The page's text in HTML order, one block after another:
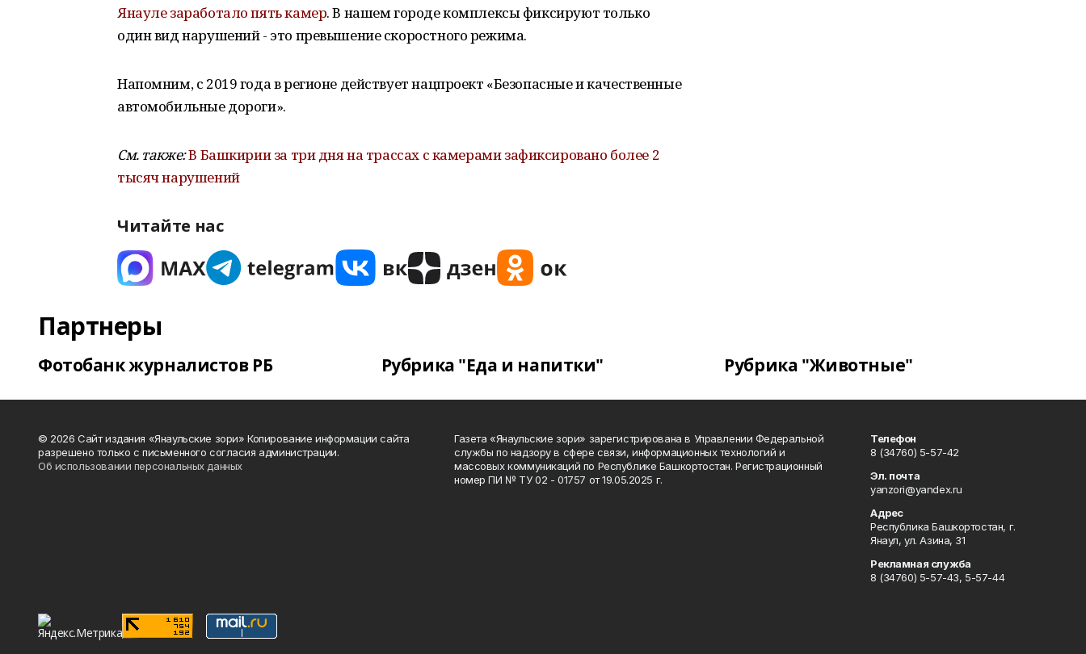
Янауле заработало пять камер. В нашем городе комплексы фиксируют только
один вид нарушений - это превышение скоростного режима.
Напомним, с 2019 года в регионе действует нацпроект «Безопасные и качественные
автомобильные дороги».
См. также:В Башкирии за три дня на трассах с камерами зафиксировано более 2
тысяч нарушений
Читайте нас
Партнеры
Фотобанк журналистов РБ Рубрика "Еда и напитки" Рубрика "Животные"
© 2026 Сайт издания «Янаульские зори» Копирование информации сайта
разрешено только с письменного согласия администрации.
Об использовании персональных данных
Газета «Янаульские зори» зарегистрирована в Управлении Федеральной
службы по надзору в сфере связи, информационных технологий и
массовых коммуникаций по Республике Башкортостан. Регистрационный
номер ПИ № ТУ 02 - 01757 от 19.05.2025 г.
Телефон
8 (34760) 5-57-42
Эл. почта
yanzori@yandex.ru
Адрес
Республика Башкортостан, г.
Янаул, ул. Азина, 31
Рекламная служба
8 (34760) 5-57-43, 5-57-44